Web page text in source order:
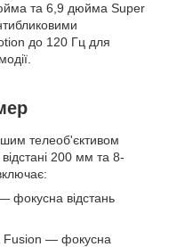
та 6,9 дюйма Super
до 120 Гц для
телеоб'єктивом
200 мм та 8-
відстань
Fusion — фокусна